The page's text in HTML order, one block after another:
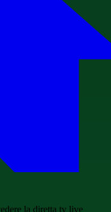
la diretta tv live